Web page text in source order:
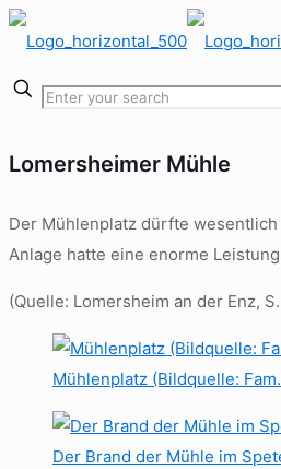
Lomersheimer Mühle
Der Mühlenplatz dürfte
Anlage hatte eine enorme
(Quelle: Lomersheim an der Enz,
Mühlenplatz (Bildquelle:
Der Brand der Mühle im